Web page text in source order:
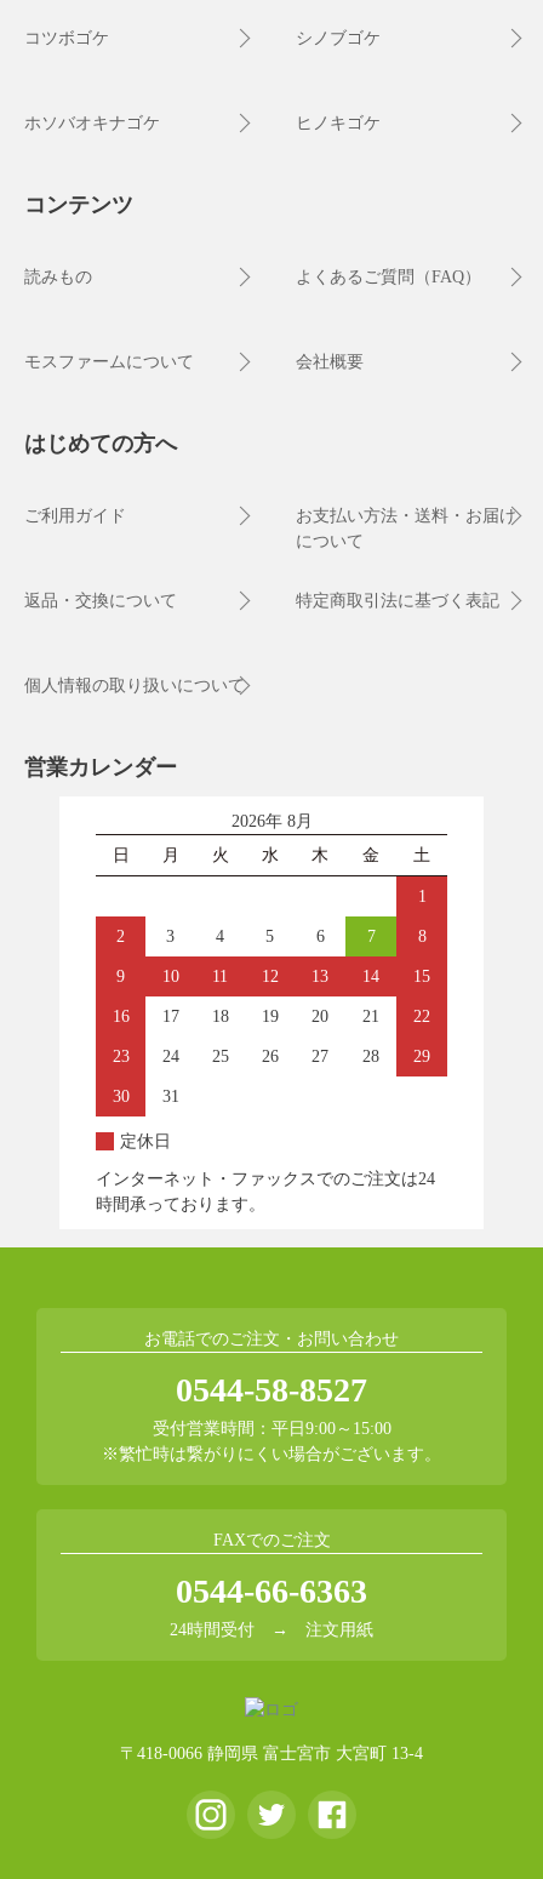
コツボゴケ シノブゴケ
ホソバオキナゴケ ヒノキゴケ
コンテンツ
読みもの よくあるご質問（FAQ）
モスファームについて 会社概要
はじめての方へ
ご利用ガイド
お支払い方法・送料・お届け
について
返品・交換について 特定商取引法に基づく表記
個人情報の取り扱いについて
営業カレンダー
2026年 8月
日
月 火 水 木 金 土
1
2 3 4 5 6 7 8
9 10 11 12 13 14 15
16 17 18 19 20 21 22
23 24 25 26 27 28 29
30 31
定休日
インターネット・ファックスでのご注文は24
時間承っております。
お電話でのご注文・お問い合わせ
0544-58-8527
受付営業時間：平日9:00～15:00
※繁忙時は繋がりにくい場合がございます。
FAXでのご注文
0544-66-6363
24時間受付 → 注文用紙
〒418-0066 静岡県 富士宮市 大宮町 13-4